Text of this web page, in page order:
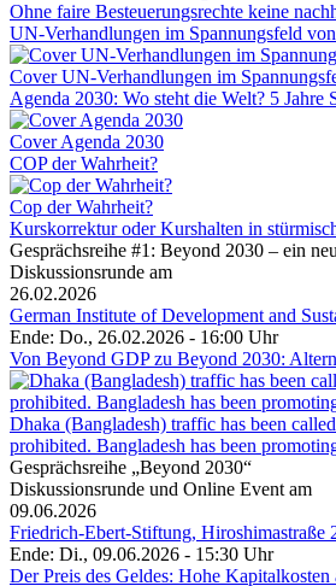
Ohne faire Besteuerungsrechte keine
UN-Verhandlungen im Spannungsfeld
Cover UN-Verhandlungen im
Agenda 2030: Wo steht die Welt? 5
Cover Agenda 2030
COP der Wahrheit?
Cop der Wahrheit?
Kurskorrektur oder Kurshalten in
Gesprächsreihe #1: Beyond 2030 – ein
Diskussionsrunde am
26.02.2026
German Institute of Development and
Ende: Do., 26.02.2026 - 16:00 Uhr
Von Beyond GDP zu Beyond 2030:
Dhaka (Bangladesh) traffic has been
prohibited. Bangladesh has been
Gesprächsreihe „Beyond 2030“
Diskussionsrunde und Online Event am
09.06.2026
Friedrich-Ebert-Stiftung,
Ende: Di., 09.06.2026 - 15:30 Uhr
Der Preis des Geldes: Hohe